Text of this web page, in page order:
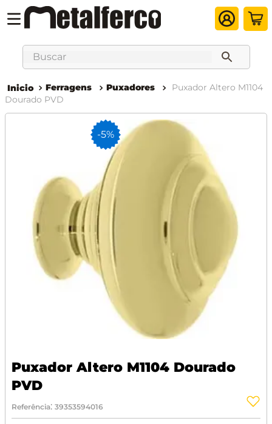
Buscar
Ferragens Puxadores
Puxador Altero M1104
Dourado PVD
-5%
Puxador Altero M1104 Dourado
PVD
Referência: 39353594016